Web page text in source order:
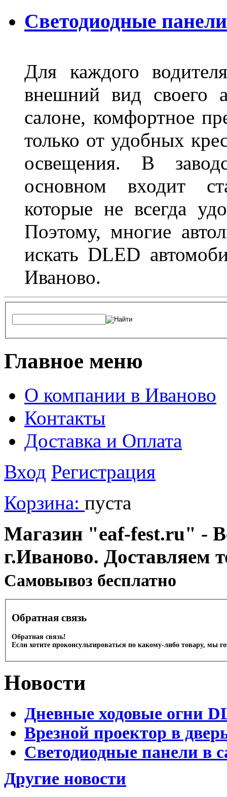
Светодиодные
Для каждого
внешний вид своего
салоне, комфортное
только от удобных
освещения. В
основном входит
которые не всегда
Поэтому, многие
искать DLED
Иваново.
Главное меню
О компании в Иваново
Контакты
Доставка и Оплата
Вход Регистрация
Корзина: пуста
Магазин "eaf-fest.ru" -
г.Иваново. Доставляем
Cамовывоз бесплатно
Обратная связь
Обратная связь!
Если хотите проконсультироваться по какому-либо товару, мы
Новости
Дневные ходовые огни
Врезной проектор в
Светодиодные панели в
Другие новости